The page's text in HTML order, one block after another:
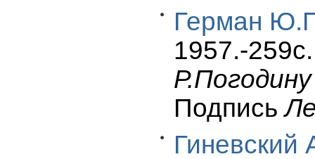
Герман
1957.-
Подпись
Гиневский